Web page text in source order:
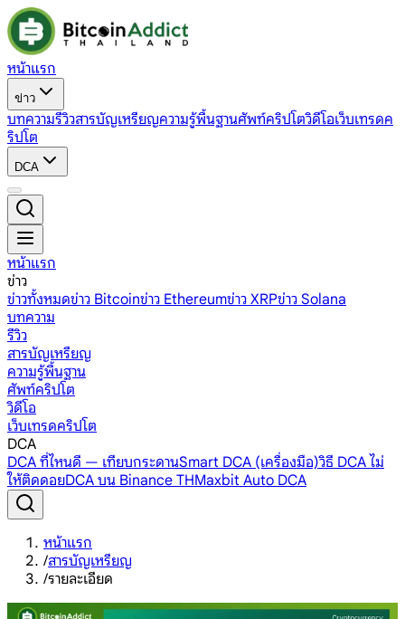
หน้าแรก
ข่าว
บทความรีวิวสารบัญเหรียญความรู้พื้นฐานศัพท์คริปโตวิดีโอเว็บเทรดค
ริปโต
DCA
หน้าแรก
ข่าว
ข่าวทั้งหมดข่าว Bitcoinข่าว Ethereumข่าว XRPข่าว Solana
บทความ
รีวิว
สารบัญเหรียญ
ความรู้พื้นฐาน
ศัพท์คริปโต
วิดีโอ
เว็บเทรดคริปโต
DCA
DCA ที่ไหนดี — เทียบกระดานSmart DCA (เครื่องมือ)วิธี DCA ไม่
ให้ติดดอยDCA บน Binance THMaxbit Auto DCA
หน้าแรก
/สารบัญเหรียญ
/รายละเอียด